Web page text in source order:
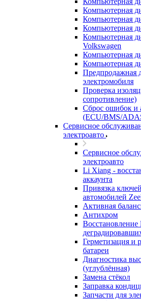
Компьютерная
Компьютерная
Компьютерная
Компьютерная
Volkswagen
Компьютерная
Компьютерная
Предпродажная
электромобиля
Проверка
сопротивление)
Сброс ошибок и
(ECU/BMS/
Сервисное
электроавто
Сервисное
электроавто
Li Xiang -
аккаунта
Привязка
автомобилей
Активная
Антихром
Восстановление
Герметизация и
батареи
Диагностика
(углублённая)
Замена стёкол
Заправка
Запчасти для